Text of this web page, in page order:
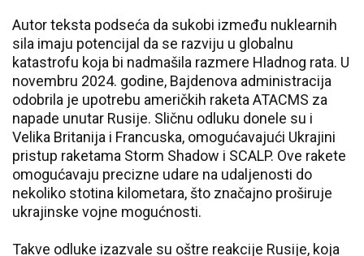
Autor teksta podseća da sukobi između nuklearnih
sila imaju potencijal da se razviju u globalnu
katastrofu koja bi nadmašila razmere Hladnog rata. U
novembru 2024. godine, Bajdenova administracija
odobrila je upotrebu američkih raketa ATACMS za
napade unutar Rusije. Sličnu odluku donele su i
Velika Britanija i Francuska, omogućavajući Ukrajini
pristup raketama Storm Shadow i SCALP. Ove rakete
omogućavaju precizne udare na udaljenosti do
nekoliko stotina kilometara, što značajno proširuje
ukrajinske vojne mogućnosti.
Takve odluke izazvale su oštre reakcije Rusije, koja